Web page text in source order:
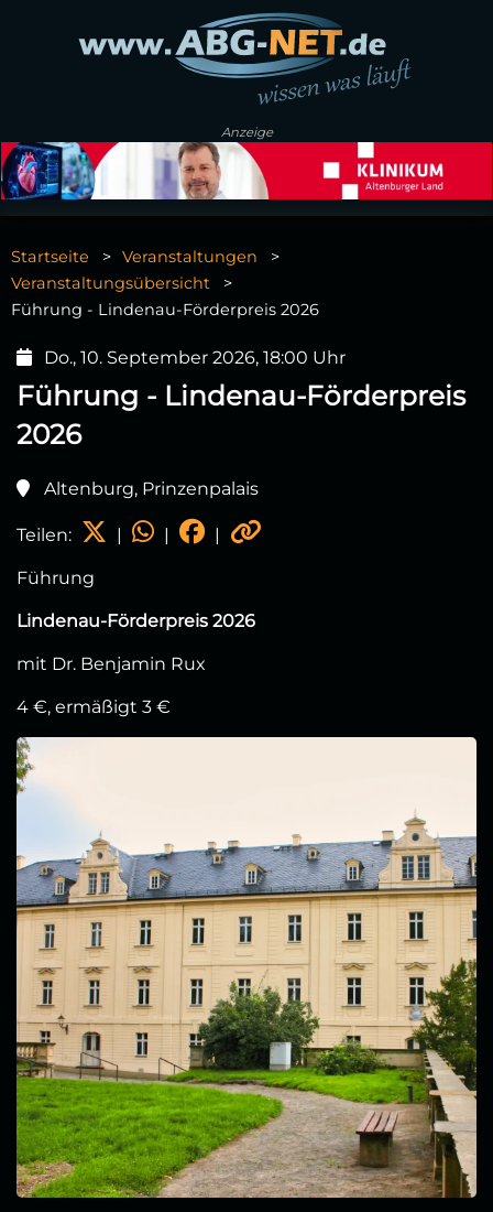
Anzeige
Startseite
Veranstaltungen
Veranstaltungsübersicht
Führung - Lindenau-Förderpreis 2026
Do., 10. September 2026, 18:00 Uhr
Führung - Lindenau-Förderpreis
2026
Altenburg, Prinzenpalais
Teilen: | | |
Führung
Lindenau-Förderpreis 2026
mit Dr. Benjamin Rux
4 €, ermäßigt 3 €